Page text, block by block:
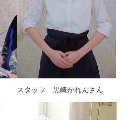
フ 黒崎かれんさん